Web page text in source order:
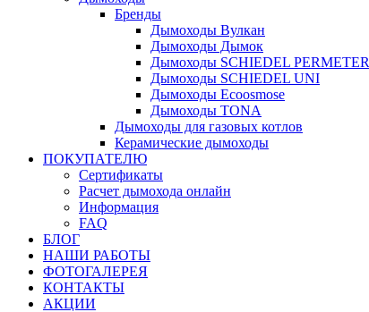
Бренды
Дымоходы Вулкан
Дымоходы Дымок
Дымоходы SCHIEDEL PERMETER
Дымоходы SCHIEDEL UNI
Дымоходы Ecoosmose
Дымоходы TONA
Дымоходы для газовых котлов
Керамические дымоходы
ПОКУПАТЕЛЮ
Сертификаты
Расчет дымохода онлайн
Информация
FAQ
БЛОГ
НАШИ РАБОТЫ
ФОТОГАЛЕРЕЯ
КОНТАКТЫ
АКЦИИ